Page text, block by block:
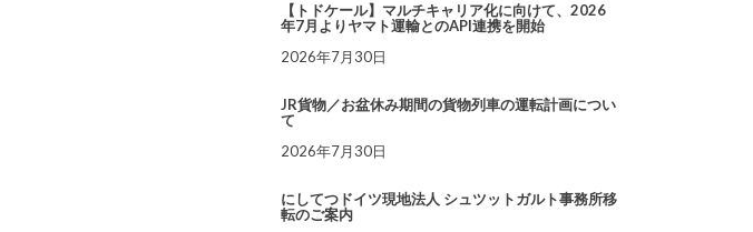
【トドケール】マルチキャリア化に向けて、2026
年7月よりヤマト運輸とのAPI連携を開始
2026年7月30日
JR貨物／お盆休み期間の貨物列車の運転計画につい
て
2026年7月30日
にしてつドイツ現地法人 シュツットガルト事務所移
転のご案内